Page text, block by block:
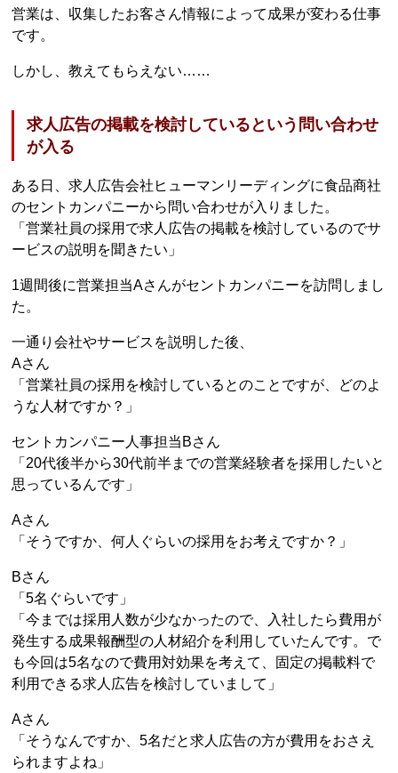
営業は、収集したお客さん情報によって成果が変わる仕事
です。
しかし、教えてもらえない……
求人広告の掲載を検討しているという問い合わせ
が入る
ある日、求人広告会社ヒューマンリーディングに食品商社
のセントカンパニーから問い合わせが入りました。
「営業社員の採用で求人広告の掲載を検討しているのでサ
ービスの説明を聞きたい」
1週間後に営業担当Aさんがセントカンパニーを訪問しまし
た。
一通り会社やサービスを説明した後、
Aさん
「営業社員の採用を検討しているとのことですが、どのよ
うな人材ですか？」
セントカンパニー人事担当Bさん
「20代後半から30代前半までの営業経験者を採用したいと
思っているんです」
Aさん
「そうですか、何人ぐらいの採用をお考えですか？」
Bさん
「5名ぐらいです」
「今までは採用人数が少なかったので、入社したら費用が
発生する成果報酬型の人材紹介を利用していたんです。で
も今回は5名なので費用対効果を考えて、固定の掲載料で
利用できる求人広告を検討していまして」
Aさん
「そうなんですか、5名だと求人広告の方が費用をおさえ
られますよね」